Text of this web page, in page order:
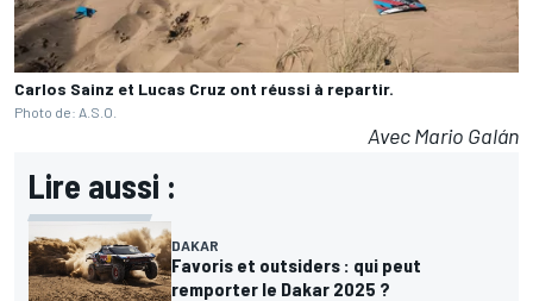
Carlos Sainz et Lucas Cruz ont réussi à repartir.
Photo de: A.S.O.
Avec Mario Galán
Lire aussi :
DAKAR
Favoris et outsiders : qui peut
remporter le Dakar 2025 ?